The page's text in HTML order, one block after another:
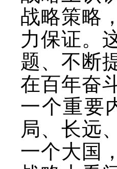
战略策略
力保证。
题、不断
在百年奋
一个重要
局、长远
一个大国